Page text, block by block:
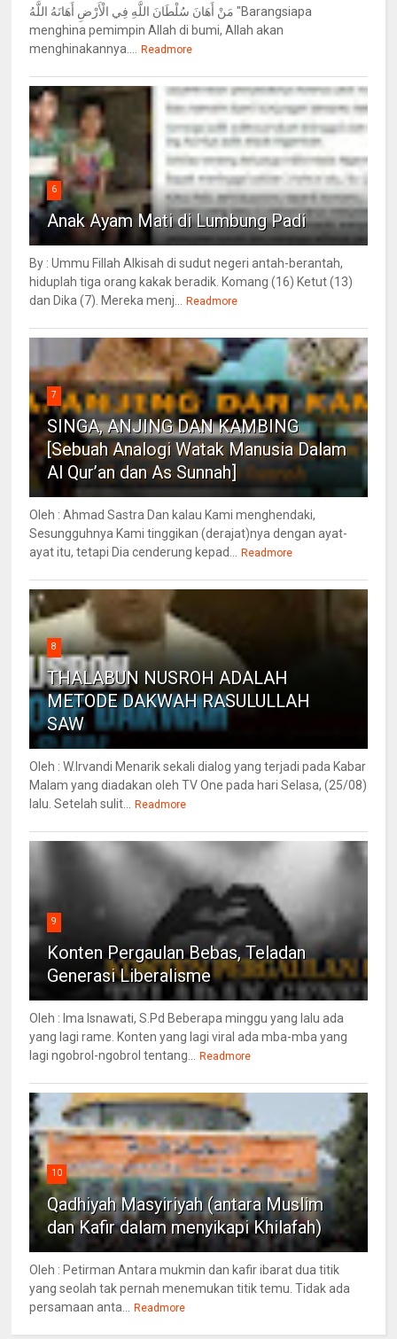
مَنْ أَهَانَ سُلْطَانَ اللَّهِ فِي الْأَرْضِ أَهَانَهُ اللَّهُ "Barangsiapa
menghina pemimpin Allah di bumi, Allah akan
menghinakannya.... Readmore
6
Anak Ayam Mati di Lumbung Padi
By : Ummu Fillah Alkisah di sudut negeri antah-berantah,
hiduplah tiga orang kakak beradik. Komang (16) Ketut (13)
dan Dika (7). Mereka menj... Readmore
7
SINGA, ANJING DAN KAMBING
[Sebuah Analogi Watak Manusia Dalam
Al Qur’an dan As Sunnah]
Oleh : Ahmad Sastra Dan kalau Kami menghendaki,
Sesungguhnya Kami tinggikan (derajat)nya dengan ayat-
ayat itu, tetapi Dia cenderung kepad... Readmore
8
THALABUN NUSROH ADALAH
METODE DAKWAH RASULULLAH
SAW
Oleh : W.Irvandi Menarik sekali dialog yang terjadi pada Kabar
Malam yang diadakan oleh TV One pada hari Selasa, (25/08)
lalu. Setelah sulit... Readmore
9
Konten Pergaulan Bebas, Teladan
Generasi Liberalisme
Oleh : Ima Isnawati, S.Pd Beberapa minggu yang lalu ada
yang lagi rame. Konten yang lagi viral ada mba-mba yang
lagi ngobrol-ngobrol tentang... Readmore
10
Qadhiyah Masyiriyah (antara Muslim
dan Kafir dalam menyikapi Khilafah)
Oleh : Petirman Antara mukmin dan kafir ibarat dua titik
yang seolah tak pernah menemukan titik temu. Tidak ada
persamaan anta... Readmore